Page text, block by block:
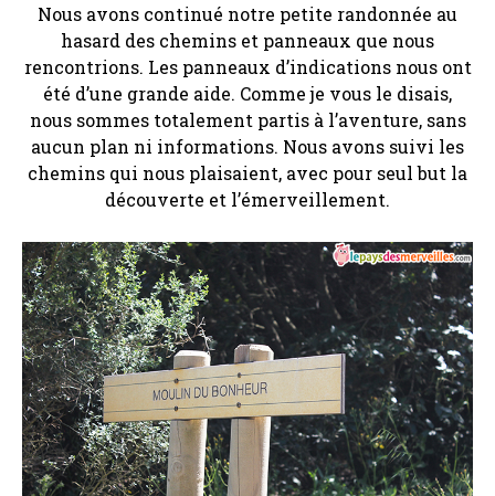
Nous avons continué notre petite randonnée au
hasard des chemins et panneaux que nous
rencontrions. Les panneaux d’indications nous ont
été d’une grande aide. Comme je vous le disais,
nous sommes totalement partis à l’aventure, sans
aucun plan ni informations. Nous avons suivi les
chemins qui nous plaisaient, avec pour seul but la
découverte et l’émerveillement.